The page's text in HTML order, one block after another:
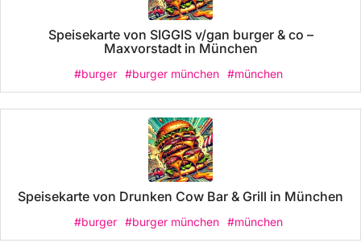
Speisekarte von SIGGIS v/gan burger & co –
Maxvorstadt in München
#burger #burger münchen #münchen
Speisekarte von Drunken Cow Bar & Grill in München
#burger #burger münchen #münchen